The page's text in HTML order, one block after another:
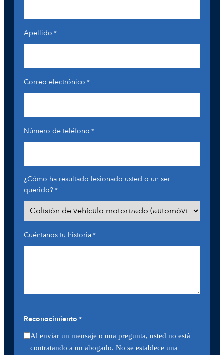
Apellido *
Correo electrónico *
Número de teléfono *
¿Cómo ha resultado lesionado usted o un ser
querido?*
Cuéntanos tu historia*
Reconocimiento *
Al enviar un mensaje o una pregunta, usted no está
contratando a un abogado. No se establece una